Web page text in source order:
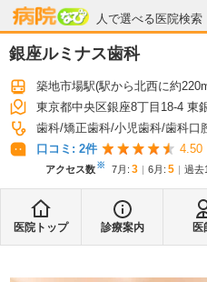
人で選べる医院検索
病院なび
銀座ルミナス歯科
築地市場駅(駅から北西に約
東京都中央区銀座8丁目18-4 東
歯科 矯正歯科 小児歯科 歯科口
口コミ: 2件 4.50
アクセス数※ 7月 : 3 6月 : 5 過去
医院トップ 診療案内 医